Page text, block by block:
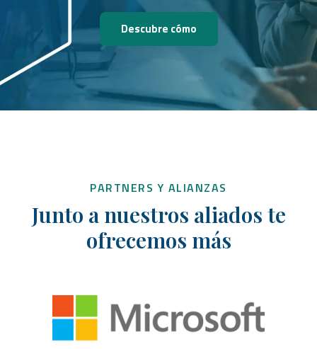
Descubre cómo
PARTNERS Y ALIANZAS
Junto a nuestros aliados te
ofrecemos más